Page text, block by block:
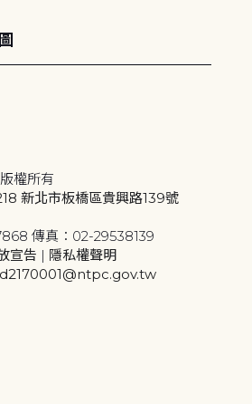
權所有
新北市板橋區貴興路139號
傳真：02-29538139
宣告 | 隱私權聲明